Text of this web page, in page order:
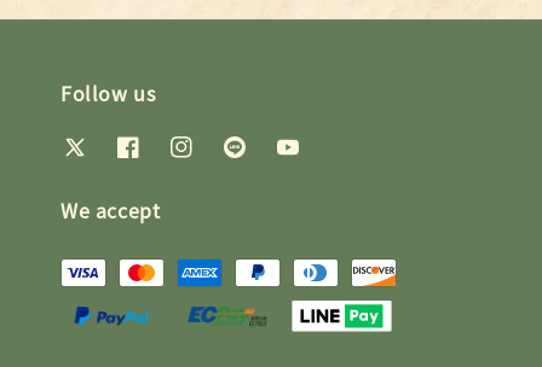
Follow us
We accept